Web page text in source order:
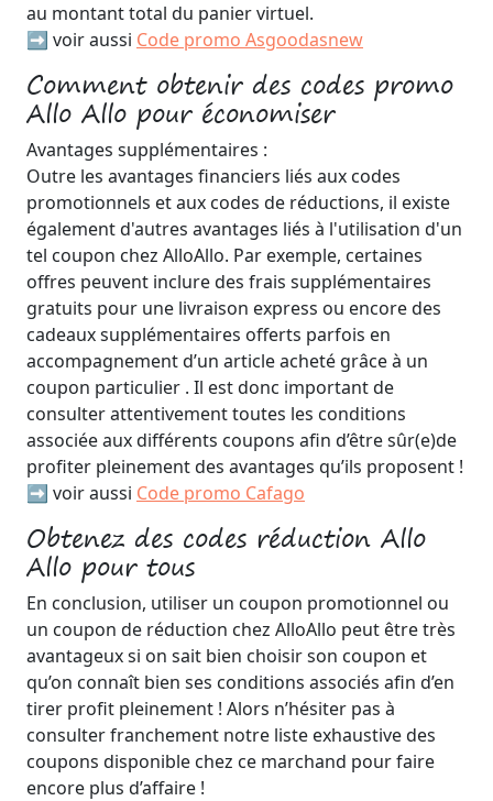
au montant total du panier virtuel.
➡️ voir aussi Code promo Asgoodasnew
Comment obtenir des codes promo
Allo Allo pour économiser
Avantages supplémentaires :
Outre les avantages financiers liés aux codes
promotionnels et aux codes de réductions, il existe
également d'autres avantages liés à l'utilisation d'un
tel coupon chez AlloAllo. Par exemple, certaines
offres peuvent inclure des frais supplémentaires
gratuits pour une livraison express ou encore des
cadeaux supplémentaires offerts parfois en
accompagnement d’un article acheté grâce à un
coupon particulier . Il est donc important de
consulter attentivement toutes les conditions
associée aux différents coupons afin d’être sûr(e)de
profiter pleinement des avantages qu’ils proposent !
➡️ voir aussi Code promo Cafago
Obtenez des codes réduction Allo
Allo pour tous
En conclusion, utiliser un coupon promotionnel ou
un coupon de réduction chez AlloAllo peut être très
avantageux si on sait bien choisir son coupon et
qu’on connaît bien ses conditions associés afin d’en
tirer profit pleinement ! Alors n’hésiter pas à
consulter franchement notre liste exhaustive des
coupons disponible chez ce marchand pour faire
encore plus d’affaire !